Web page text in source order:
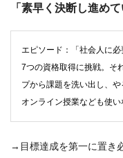
「素早く決断し進め
エピソード：「社会人に
7つの資格取得に挑戦。そ
プから課題を洗い出し、
オンライン授業なども使
→目標達成を第一に置き